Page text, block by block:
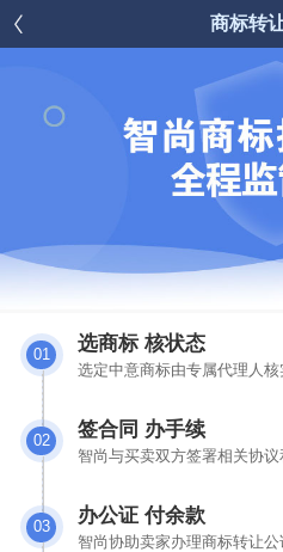
 商标转
01 选商标 核状态
选定中意商标由专属代理人
02 签合同 办手续
智尚与买卖双方签署相关协
03 办公证 付余款
智尚协助卖家办理商标转让